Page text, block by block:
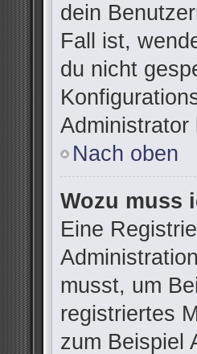
dein
Fall ist,
du nicht
Administrator
Nach oben
Wozu muss
Eine
musst, um
registriertes
zum Beispiel